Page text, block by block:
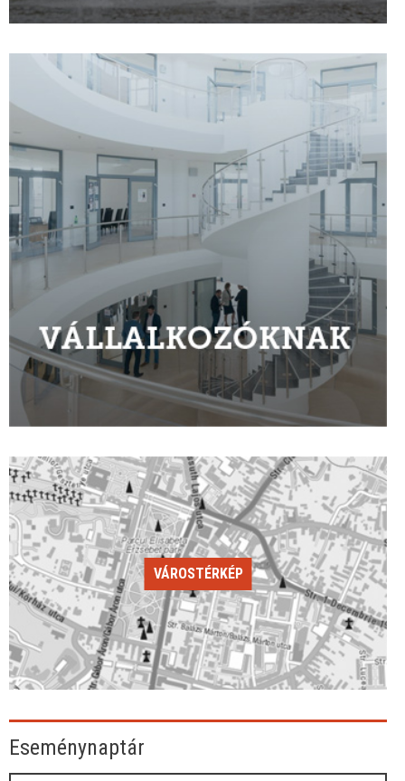
VÁROSTÉRKÉP
Eseménynaptár